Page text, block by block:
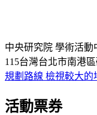
中央研究院 學術活
115台灣台北市南港
規劃路線 檢視較大的
活動票券